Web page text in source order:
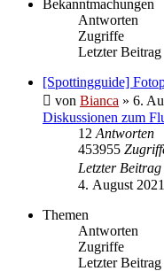
Bekanntmachungen
Antworten
Zugriffe
Letzter Beitrag
[Spottingguide]
von Bianca » 6.
Diskussionen zum
12 Antworten
453955
Letzter Beitrag
4. August
Themen
Antworten
Zugriffe
Letzter Beitrag